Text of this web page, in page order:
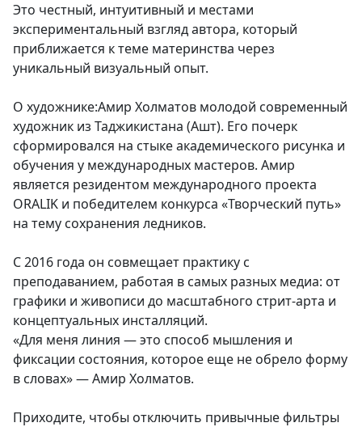
Это честный, интуитивный и местами
экспериментальный взгляд автора, который
приближается к теме материнства через
уникальный визуальный опыт.
О художнике:Амир Холматов молодой современный
художник из Таджикистана (Ашт). Его почерк
сформировался на стыке академического рисунка и
обучения у международных мастеров. Амир
является резидентом международного проекта
ORALIK и победителем конкурса «Творческий путь»
на тему сохранения ледников.
С 2016 года он совмещает практику с
преподаванием, работая в самых разных медиа: от
графики и живописи до масштабного стрит-арта и
концептуальных инсталляций.
«Для меня линия — это способ мышления и
фиксации состояния, которое еще не обрело форму
в словах» — Амир Холматов.
Приходите, чтобы отключить привычные фильтры